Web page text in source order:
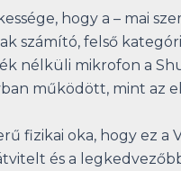
hogy a – mai
számító, felső
nélküli mikrofon a
működött, mint az
fizikai oka, hogy ez
és a